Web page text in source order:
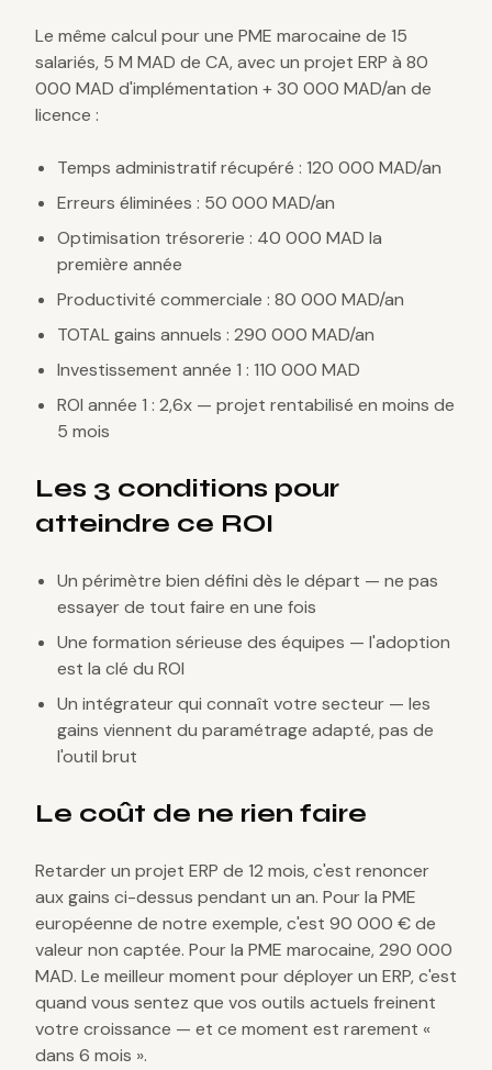
Le même calcul pour une PME marocaine de 15
salariés, 5 M MAD de CA, avec un projet ERP à 80
000 MAD d'implémentation + 30 000 MAD/an de
licence :
Temps administratif récupéré : 120 000 MAD/an
Erreurs éliminées : 50 000 MAD/an
Optimisation trésorerie : 40 000 MAD la
première année
Productivité commerciale : 80 000 MAD/an
TOTAL gains annuels : 290 000 MAD/an
Investissement année 1 : 110 000 MAD
ROI année 1 : 2,6x — projet rentabilisé en moins de
5 mois
Les 3 conditions pour
atteindre ce ROI
Un périmètre bien défini dès le départ — ne pas
essayer de tout faire en une fois
Une formation sérieuse des équipes — l'adoption
est la clé du ROI
Un intégrateur qui connaît votre secteur — les
gains viennent du paramétrage adapté, pas de
l'outil brut
Le coût de ne rien faire
Retarder un projet ERP de 12 mois, c'est renoncer
aux gains ci-dessus pendant un an. Pour la PME
européenne de notre exemple, c'est 90 000 € de
valeur non captée. Pour la PME marocaine, 290 000
MAD. Le meilleur moment pour déployer un ERP, c'est
quand vous sentez que vos outils actuels freinent
votre croissance — et ce moment est rarement «
dans 6 mois ».